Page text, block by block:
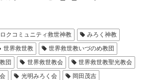
ロクコミュニティ救世神教
みろく神教
世界救世教
世界救世教いづのめ教団
団
世界救世教会
世界救世教聖光教会
光明みろく会
岡田茂吉